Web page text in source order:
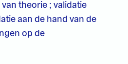
theorie ; validatie
aan de hand van de
op de